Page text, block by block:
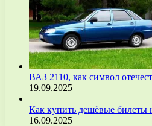
ВАЗ 2110, как символ
19.09.2025
Как купить дешёвые билеты
16.09.2025